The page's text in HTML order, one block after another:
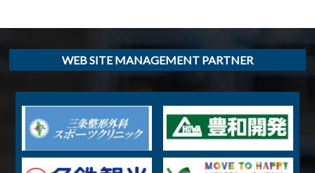
WEB SITE MANAGEMENT PARTNER